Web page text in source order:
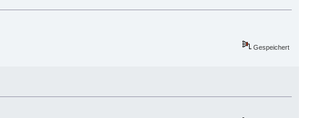
Gespeichert